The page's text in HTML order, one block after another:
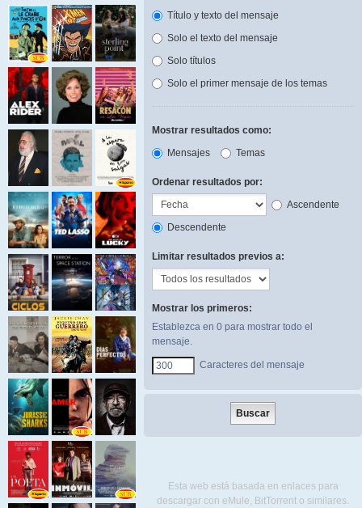
Título y texto del mensaje
Solo el texto del mensaje
Solo títulos
Solo el primer mensaje de los temas
Mostrar resultados como:
Mensajes
Temas
Ordenar resultados por:
Ascendente
Descendente
Limitar resultados previos a:
Mostrar los primeros:
Establezca en 0 para mostrar todo el
mensaje.
Caracteres del mensaje
Esta web está basada en enlaces para
descargar con eMule, BitTorrent o similares.